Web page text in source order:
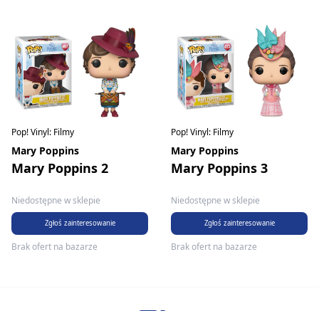
Pop! Vinyl: Filmy
Mary Poppins
Mary Poppins 2
Niedostępne w sklepie
Zgłoś zainteresowanie
Brak ofert na bazarze
Pop! Vinyl: Filmy
Mary Poppins
Mary Poppins 3
Niedostępne w sklepie
Zgłoś zainteresowanie
Brak ofert na bazarze